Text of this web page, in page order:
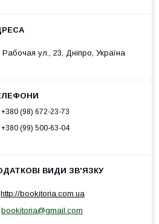
Рабочая ул., 23, Дніпро, Україна
+380 (98) 672-23-73
+380 (99) 500-63-04
http://bookitoria.com.ua
bookitoria@gmail.com